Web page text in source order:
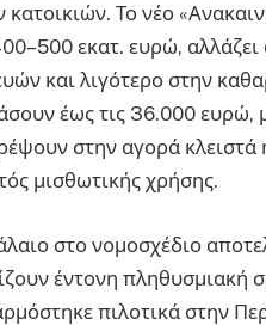
κατοικιών. Το νέο
εκατ. ευρώ,
και λιγότερο στην
έως τις 36.000 ευρώ,
στην αγορά
μισθωτικής χρήσης.
στο νομοσχέδιο
έντονη πληθυσμιακή
πιλοτικά στην